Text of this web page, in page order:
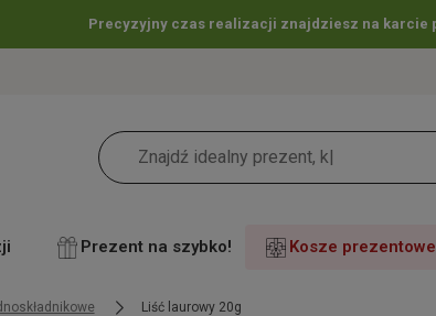
Darmowa dostawa jużod 60 zł !🚚
Prezent na szybko! Kosze prezentowe
Liść laurowy 20g